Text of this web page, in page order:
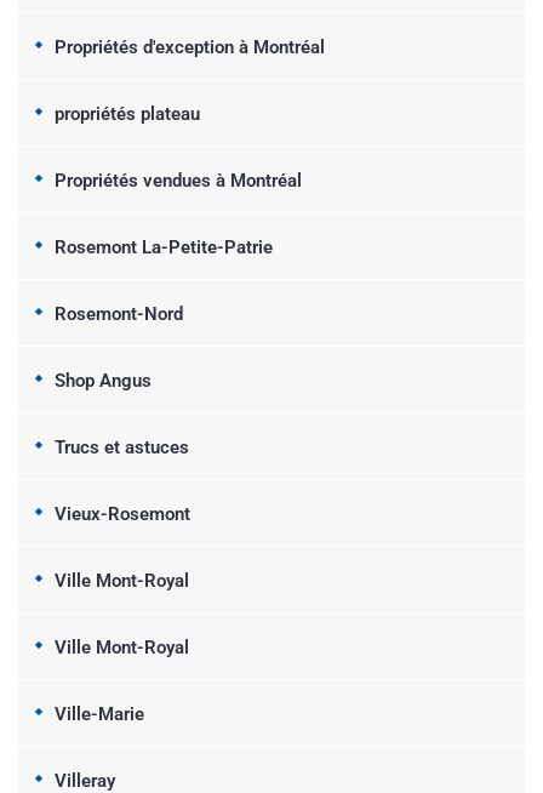
Propriétés d'exception à Montréal
propriétés plateau
Propriétés vendues à Montréal
Rosemont La-Petite-Patrie
Rosemont-Nord
Shop Angus
Trucs et astuces
Vieux-Rosemont
Ville Mont-Royal
Ville Mont-Royal
Ville-Marie
Villeray